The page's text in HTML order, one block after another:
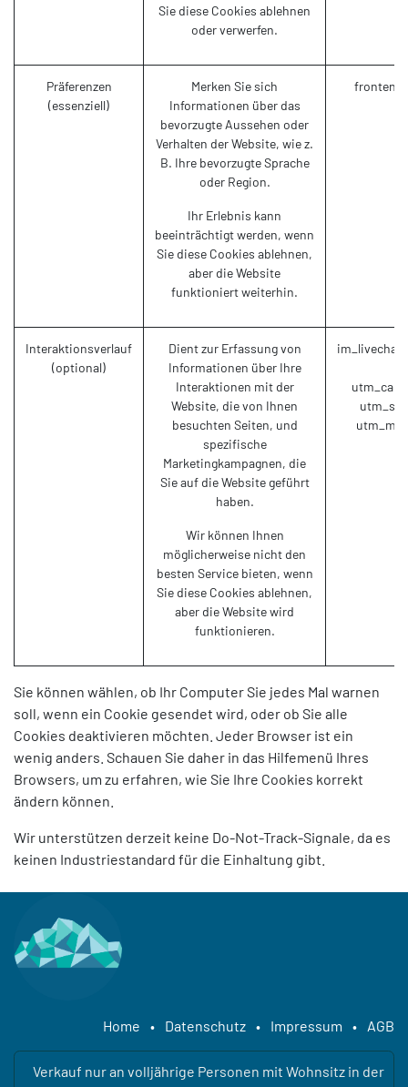
Sie diese Cookies ablehnen
oder verwerfen.
Präferenzen
(essenziell)
Merken Sie sich
Informationen über das
bevorzugte Aussehen oder
Verhalten der Website, wie z.
B. Ihre bevorzugte Sprache
oder Region.
Ihr Erlebnis kann
beeinträchtigt werden, wenn
Sie diese Cookies ablehnen,
aber die Website
funktioniert weiterhin.
Interaktionsverlauf
(optional)
Dient zur Erfassung von
Informationen über Ihre
Interaktionen mit der
Website, die von Ihnen
besuchten Seiten, und
spezifische
Marketingkampagnen, die
Sie auf die Website geführt
haben.
Wir können Ihnen
möglicherweise nicht den
besten Service bieten, wenn
Sie diese Cookies ablehnen,
aber die Website wird
funktionieren.
Sie können wählen, ob Ihr Computer Sie jedes Mal warnen
soll, wenn ein Cookie gesendet wird, oder ob Sie alle
Cookies deaktivieren möchten. Jeder Browser ist ein
wenig anders. Schauen Sie daher in das Hilfemenü Ihres
Browsers, um zu erfahren, wie Sie Ihre Cookies korrekt
ändern können.
Wir unterstützen derzeit keine Do-Not-Track-Signale, da es
keinen Industriestandard für die Einhaltung gibt.
Home • Datenschutz • Impressum • AGB
Verkauf nur an volljährige Personen mit Wohnsitz in der